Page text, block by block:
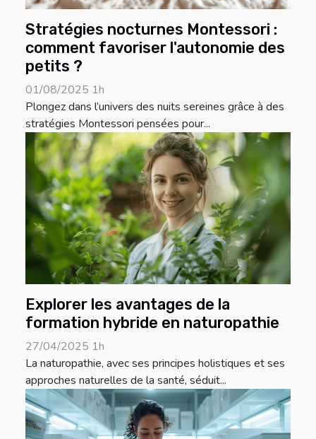
Stratégies nocturnes Montessori :
comment favoriser l'autonomie des
petits ?
01/08/2025 1h
Plongez dans l’univers des nuits sereines grâce à des
stratégies Montessori pensées pour...
Explorer les avantages de la
formation hybride en naturopathie
27/04/2025 1h
La naturopathie, avec ses principes holistiques et ses
approches naturelles de la santé, séduit...